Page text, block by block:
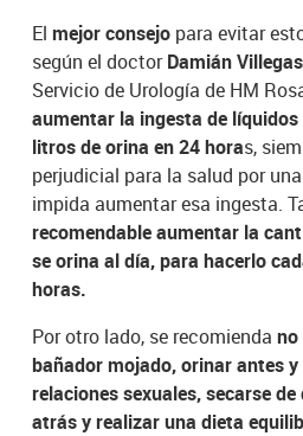
El mejor consejo para evitar
según el doctorDamián Villegas
Servicio de Urología de HM
aumentar la ingesta de
litros de orina en 24 horas,
perjudicial para la salud por
impida aumentar esa ingesta.
recomendable aumentar la
se orina al día, para hacerlo
horas.
Por otro lado, se recomiendano
bañador mojado, orinar antes y
relaciones sexuales, secarse
atrás y realizar una dieta